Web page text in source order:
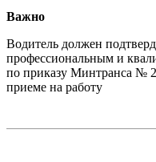
Важно
Водитель должен
профессиональным и
по приказу Минтранса №
приеме на работу